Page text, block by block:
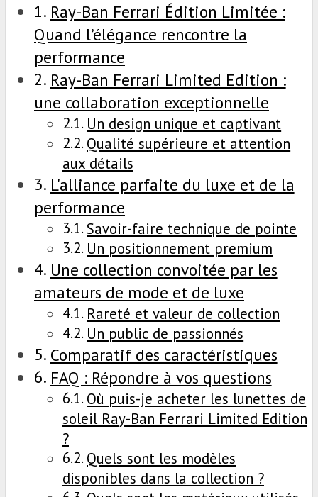
Ray-Ban Ferrari Édition Limitée :
Quand l’élégance rencontre la
performance
Ray-Ban Ferrari Limited Edition :
une collaboration exceptionnelle
Un design unique et captivant
Qualité supérieure et attention
aux détails
L'alliance parfaite du luxe et de la
performance
Savoir-faire technique de pointe
Un positionnement premium
Une collection convoitée par les
amateurs de mode et de luxe
Rareté et valeur de collection
Un public de passionnés
Comparatif des caractéristiques
FAQ : Répondre à vos questions
Où puis-je acheter les lunettes de
soleil Ray-Ban Ferrari Limited Edition
?
Quels sont les modèles
disponibles dans la collection ?